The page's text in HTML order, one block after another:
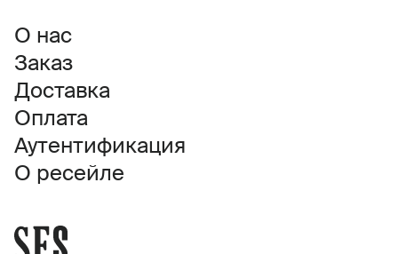
О нас
Заказ
Доставка
Оплата
Аутентификация
О ресейле